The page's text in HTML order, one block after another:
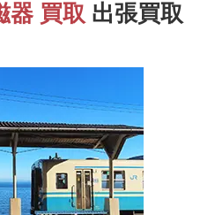
器 買取 出張買取